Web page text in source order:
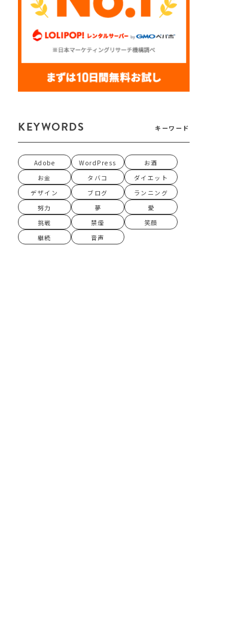
KEYWORDS キーワード
Adobe WordPress
お酒
お金
タバコ
ダイエット
デザイン
ブログ
ランニング
努力
夢
愛
挑戦
禁煙
笑顔
継続
音声